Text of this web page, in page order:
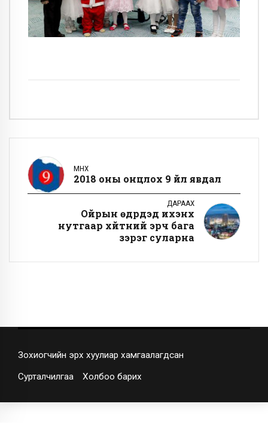
ӨМНӨХ
2018 оны онцлох 9 үйл явдал
ДАРААХ
Ойрын өдрүүдэд ихэнх
нутгаар хүйтний эрч бага
зэрэг суларна
Зохиогчийн эрх хуулиар хамгаалагдсан
Сурталчилгаа Холбоо барих